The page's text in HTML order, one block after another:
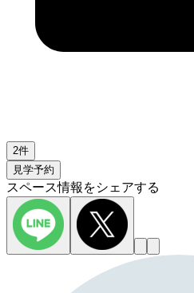
2件
見学予約
スペース情報をシェアする